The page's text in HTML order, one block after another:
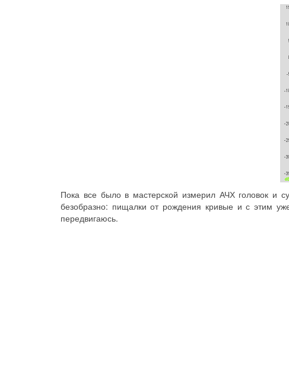
Пока все было в мастерской измерил АЧХ головок и
безобразно: пищалки от рождения кривые и с этим
передвигаюсь.